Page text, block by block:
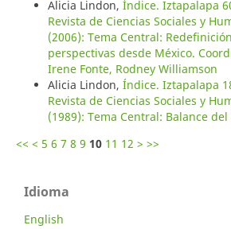
Alicia Lindon, Índice. Iztapalapa
Revista de Ciencias Sociales y
(2006): Tema Central:
perspectivas desde México.
Irene Fonte, Rodney Williamson
Alicia Lindon, Índice. Iztapalapa
Revista de Ciencias Sociales y
(1989): Tema Central: Balance
<< < 5 6 7 8 9 10 11 12 > >>
Idioma
English